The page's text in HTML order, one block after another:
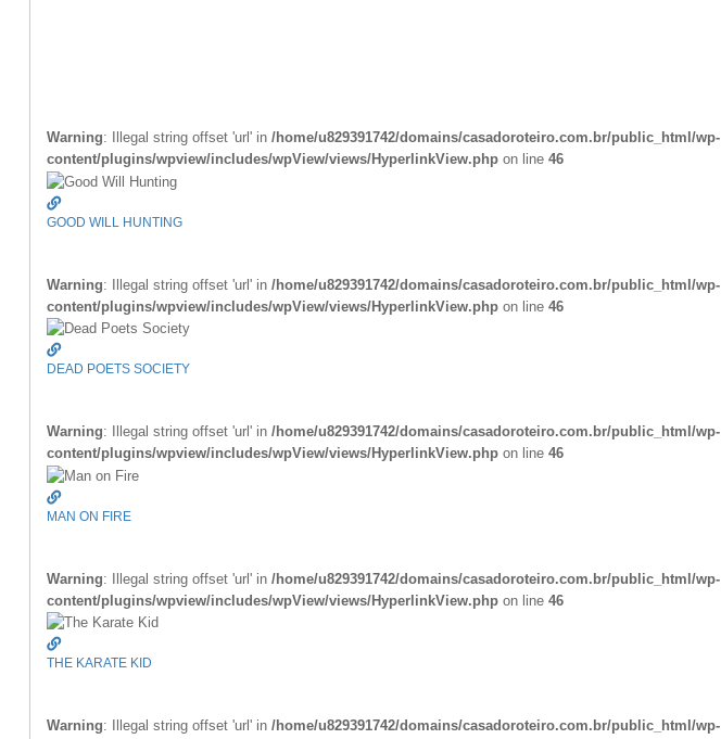
Warning: Illegal string offset 'url' in /home/u829391742/domains/casadoroteiro.com.br/public_html/wp-
content/plugins/wpview/includes/wpView/views/HyperlinkView.php on line 46
GOOD WILL HUNTING
Warning: Illegal string offset 'url' in /home/u829391742/domains/casadoroteiro.com.br/public_html/wp-
content/plugins/wpview/includes/wpView/views/HyperlinkView.php on line 46
DEAD POETS SOCIETY
Warning: Illegal string offset 'url' in /home/u829391742/domains/casadoroteiro.com.br/public_html/wp-
content/plugins/wpview/includes/wpView/views/HyperlinkView.php on line 46
MAN ON FIRE
Warning: Illegal string offset 'url' in /home/u829391742/domains/casadoroteiro.com.br/public_html/wp-
content/plugins/wpview/includes/wpView/views/HyperlinkView.php on line 46
THE KARATE KID
Warning: Illegal string offset 'url' in /home/u829391742/domains/casadoroteiro.com.br/public_html/wp-